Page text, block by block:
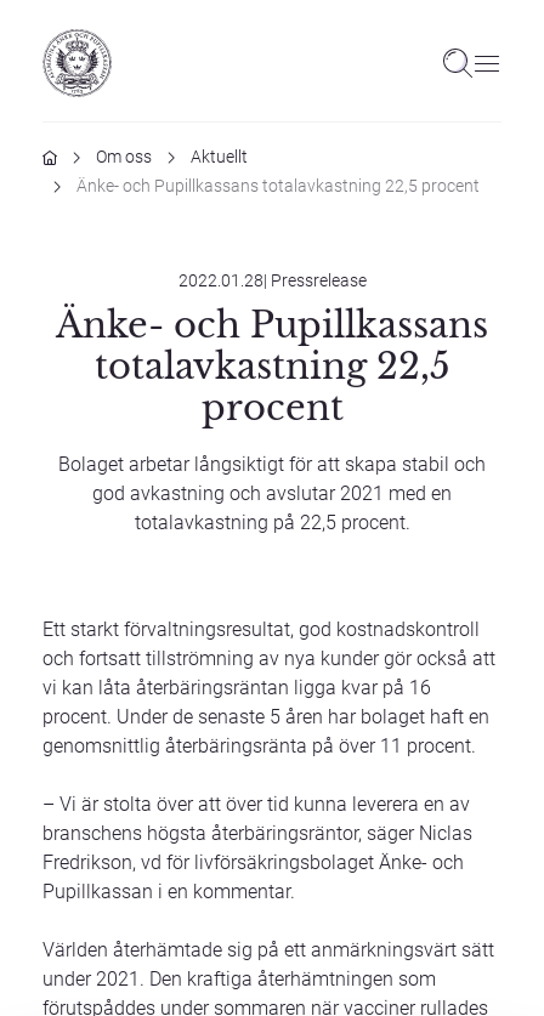
Hem Om oss
Aktuellt
Änke- och Pupillkassans totalavkastning 22,5 procent
2022.01.28| Pressrelease
Änke- och Pupillkassans
totalavkastning 22,5
procent
Bolaget arbetar långsiktigt för att skapa stabil och
god avkastning och avslutar 2021 med en
totalavkastning på 22,5 procent.
Ett starkt förvaltningsresultat, god kostnadskontroll
och fortsatt tillströmning av nya kunder gör också att
vi kan låta återbäringsräntan ligga kvar på 16
procent. Under de senaste 5 åren har bolaget haft en
genomsnittlig återbäringsränta på över 11 procent.
– Vi är stolta över att över tid kunna leverera en av
branschens högsta återbäringsräntor, säger Niclas
Fredrikson, vd för livförsäkringsbolaget Änke- och
Pupillkassan i en kommentar.
Världen återhämtade sig på ett anmärkningsvärt sätt
under 2021. Den kraftiga återhämtningen som
förutspåddes under sommaren när vacciner rullades